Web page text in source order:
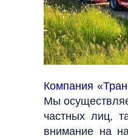
Компания
Мы
частных лиц,
внимание на